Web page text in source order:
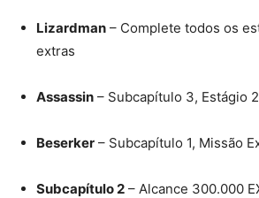
Lizardman – Complete todos os
extras
Assassin – Subcapítulo 3, Estágio 2
Beserker – Subcapítulo 1, Missão
Subcapítulo 2 – Alcance 300.000